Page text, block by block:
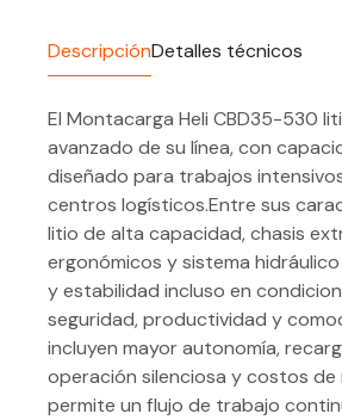
DescripciónDetalles técnicos
El Montacarga Heli CBD35-530
avanzado de su línea, con
diseñado para trabajos
centros logísticos.Entre sus
litio de alta capacidad, chasis
ergonómicos y sistema
y estabilidad incluso en
seguridad, productividad y
incluyen mayor autonomía,
operación silenciosa y costos
permite un flujo de trabajo